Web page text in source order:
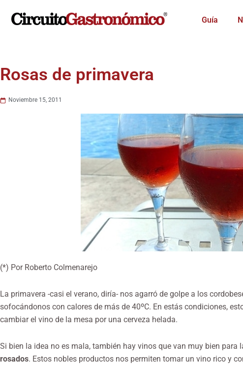
Guía
Rosas de primavera
Noviembre 15, 2011
(*) Por Roberto Colmenarejo
La primavera -casi el verano, diría- nos agarró de golpe a los
sofocándonos con calores de más de 40ºC. En estás condiciones,
cambiar el vino de la mesa por una cerveza helada.
Si bien la idea no es mala, también hay vinos que van muy bien para
rosados. Estos nobles productos nos permiten tomar un vino rico y